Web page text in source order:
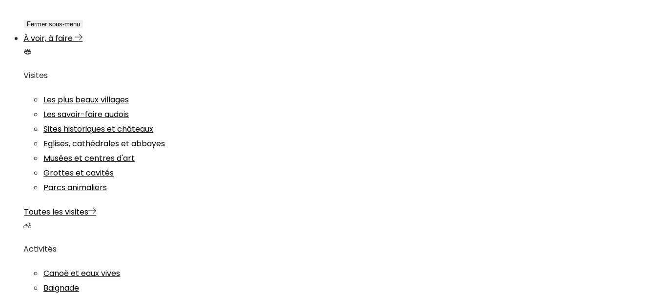
Fermer sous-menu
À voir, à faire
Visites
Les plus beaux villages
Les savoir-faire audois
Sites historiques et châteaux
Eglises, cathédrales et abbayes
Musées et centres d'art
Grottes et cavités
Parcs animaliers
Toutes les visites
Activités
Canoë et eaux vives
Baignade